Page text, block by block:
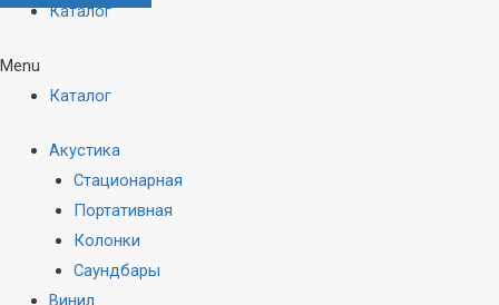
Каталог
Menu
Каталог
Акустика
Стационарная
Портативная
Колонки
Саундбары
Винил